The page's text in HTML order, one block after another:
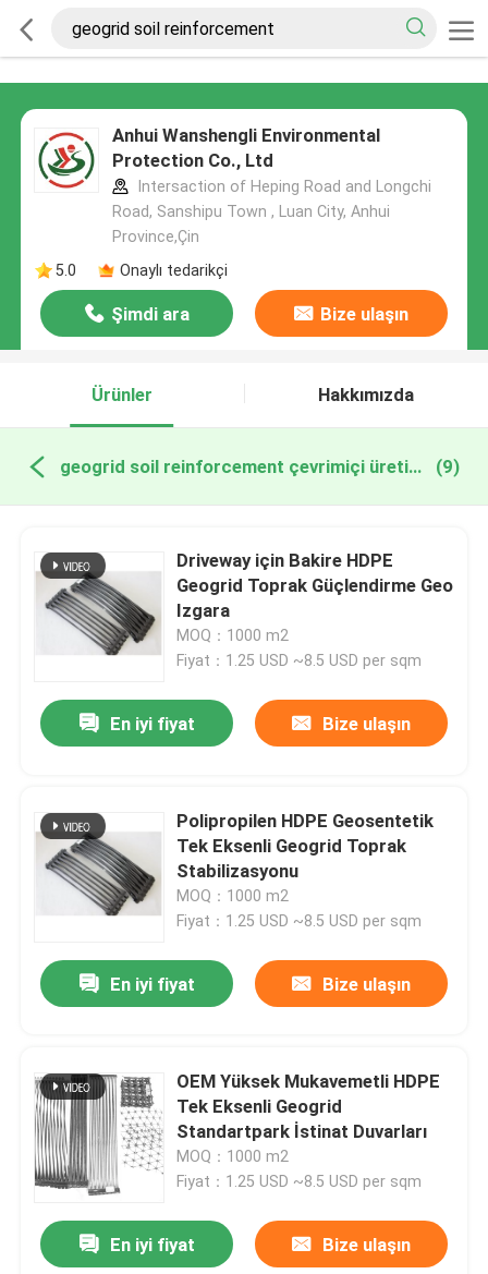
Anhui Wanshengli Environmental
Protection Co., Ltd
Intersaction of Heping Road and Longchi
Road, Sanshipu Town , Luan City, Anhui
Province,Çin
5.0
Onaylı tedarikçi
Şimdi ara Bize ulaşın
Ürünler Hakkımızda
geogrid soil reinforcement çevrimiçi üretim (9)
Driveway için Bakire HDPE
Geogrid Toprak Güçlendirme Geo
Izgara
MOQ：1000 m2
Fiyat：1.25 USD ~8.5 USD per sqm
En iyi fiyat Bize ulaşın
Polipropilen HDPE Geosentetik
Tek Eksenli Geogrid Toprak
Stabilizasyonu
MOQ：1000 m2
Fiyat：1.25 USD ~8.5 USD per sqm
En iyi fiyat Bize ulaşın
OEM Yüksek Mukavemetli HDPE
Tek Eksenli Geogrid
Standartpark İstinat Duvarları
MOQ：1000 m2
Fiyat：1.25 USD ~8.5 USD per sqm
En iyi fiyat Bize ulaşın